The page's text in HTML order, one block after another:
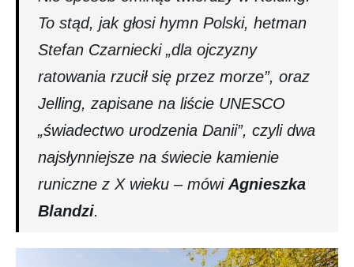
To stąd, jak głosi hymn Polski, hetman
Stefan Czarniecki „dla ojczyzny
ratowania rzucił się przez morze”, oraz
Jelling, zapisane na liście UNESCO
„świadectwo urodzenia Danii”, czyli dwa
najsłynniejsze na świecie kamienie
runiczne z X wieku – mówiAgnieszka
Blandzi.